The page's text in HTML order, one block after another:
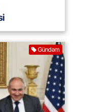
Gündəm